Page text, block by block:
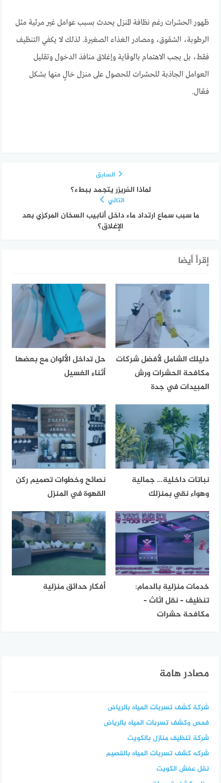
ظهور الحشرات رغم نظافة المنزل يحدث بسبب عوامل غير مرئية مثل
الرطوبة، الشقوق، ومصادر الغذاء الصغيرة. لذلك لا يكفي التنظيف
فقط، بل يجب الاهتمام بالوقاية وإغلاق منافذ الدخول وتقليل
العوامل الجاذبة للحشرات للحصول على منزل خالٍ منها بشكل
فعّال.
السابق
لماذا الفريزر يتجمد ببطء؟
التالي
ما سبب سماع ارتداد ماء داخل أنابيب السخان المركزي بعد
الإغلاق؟
إقرأ أيضا
دليلك الشامل لأفضل شركات
مكافحة الحشرات ورش
المبيدات في جدة
حل تداخل الألوان مع بعضها
أثناء الغسيل
نباتات داخلية… جمالية
وهواء نقي بمنزلك
نصائح وخطوات تصميم ركن
القهوة في المنزل
خدمات منزلية بالدمام:
تنظيف – نقل اثاث –
مكافحة حشرات
أفكار حدائق منزلية
مصادر هامة
شركة كشف تسربات المياه بالرياض
فحص وكشف تسربات المياه بالرياض
شركة تنظيف منازل بالكويت
شركه كشف تسربات المياه بالقصيم
نقل عفش الكويت